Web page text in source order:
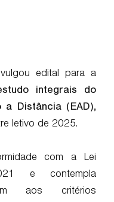
edital para a
integrais do
a Distância (EAD),
letivo de 2025.
com a Lei
e contempla
aos critérios